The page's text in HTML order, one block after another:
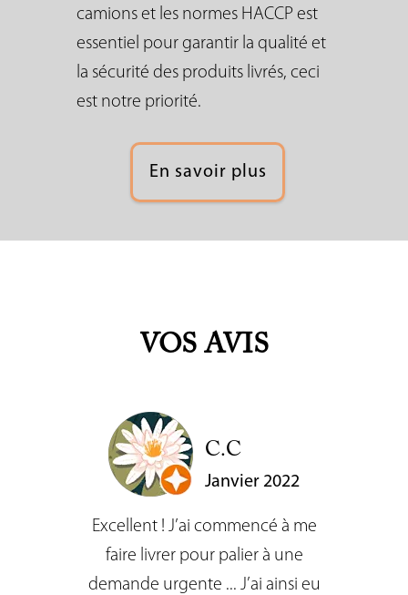
camions et les normes HACCP est
essentiel pour garantir la qualité et
la sécurité des produits livrés, ceci
est notre priorité.
En savoir plus
VOS AVIS
C.C
Janvier 2022
Excellent ! J’ai commencé à me
faire livrer pour palier à une
demande urgente ... J’ai ainsi eu